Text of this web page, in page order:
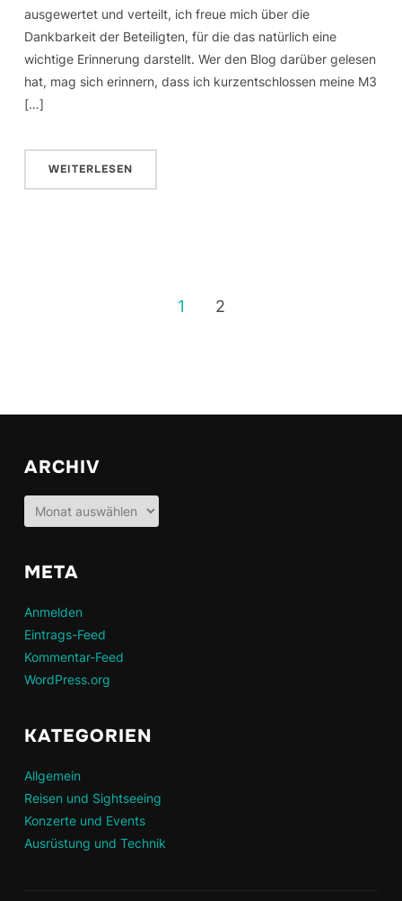
ausgewertet und verteilt, ich freue mich über die
Dankbarkeit der Beteiligten, für die das natürlich eine
wichtige Erinnerung darstellt. Wer den Blog darüber gelesen
hat, mag sich erinnern, dass ich kurzentschlossen meine M3
[…]
WEITERLESEN
1 2
ARCHIV
Archiv
META
Anmelden
Eintrags-Feed
Kommentar-Feed
WordPress.org
KATEGORIEN
Allgemein
Reisen und Sightseeing
Konzerte und Events
Ausrüstung und Technik